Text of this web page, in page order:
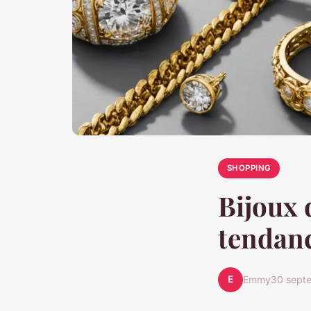
SHOPPING
Bijoux
E Emmy30